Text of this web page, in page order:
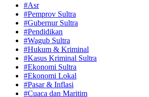
#Asr
#Pemprov Sultra
#Gubernur Sultra
#Pendidikan
#Wagub Sultra
#Hukum & Kriminal
#Kasus Kriminal Sultra
#Ekonomi Sultra
#Ekonomi Lokal
#Pasar & Inflasi
#Cuaca dan Maritim